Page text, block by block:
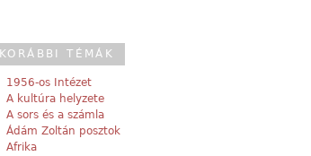
KORÁBBI TÉMÁK
1956-os Intézet
A kultúra helyzete
A sors és a számla
Ádám Zoltán posztok
Afrika